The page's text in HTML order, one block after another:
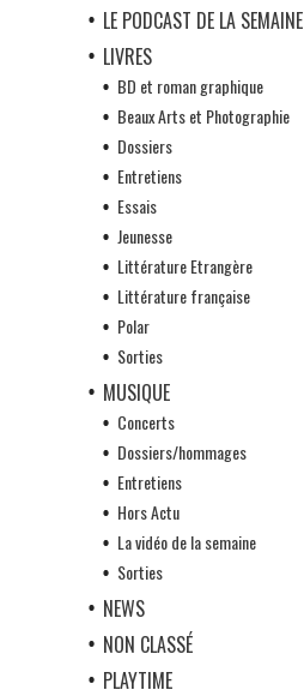
LE PODCAST DE LA SEMAINE
LIVRES
BD et roman graphique
Beaux Arts et Photographie
Dossiers
Entretiens
Essais
Jeunesse
Littérature Etrangère
Littérature française
Polar
Sorties
MUSIQUE
Concerts
Dossiers/hommages
Entretiens
Hors Actu
La vidéo de la semaine
Sorties
NEWS
NON CLASSÉ
PLAYTIME